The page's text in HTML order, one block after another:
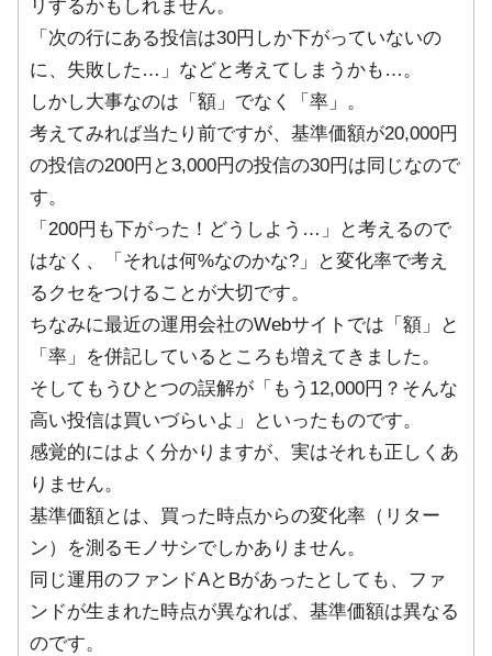
リするかもしれません。
「次の行にある投信は30円しか下がっていないの
に、失敗した…」などと考えてしまうかも…。
しかし大事なのは「額」でなく「率」。
考えてみれば当たり前ですが、基準価額が20,000円
の投信の200円と3,000円の投信の30円は同じなので
す。
「200円も下がった！どうしよう…」と考えるので
はなく、「それは何%なのかな?」と変化率で考え
るクセをつけることが大切です。
ちなみに最近の運用会社のWebサイトでは「額」と
「率」を併記しているところも増えてきました。
そしてもうひとつの誤解が「もう12,000円？そんな
高い投信は買いづらいよ」といったものです。
感覚的にはよく分かりますが、実はそれも正しくあ
りません。
基準価額とは、買った時点からの変化率（リター
ン）を測るモノサシでしかありません。
同じ運用のファンドAとBがあったとしても、ファ
ンドが生まれた時点が異なれば、基準価額は異なる
のです。